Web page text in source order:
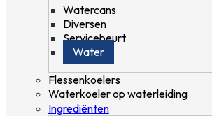
Watercans
Diversen
Servicebeurt
Water
Flessenkoelers
Waterkoeler op waterleiding
Ingrediënten